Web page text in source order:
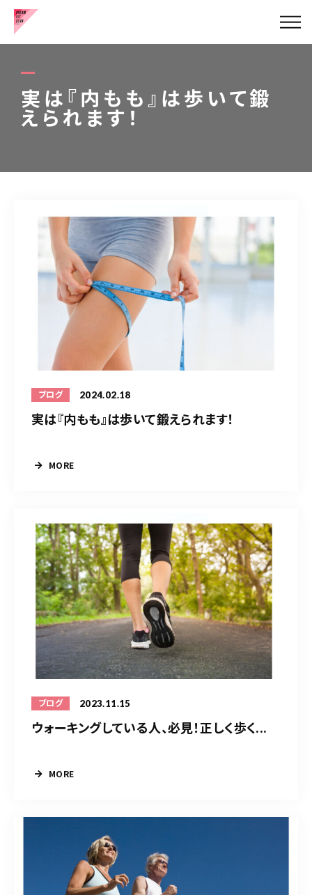
実は『内もも』は歩いて鍛
えられます！
ブログ 2024.02.18
実は『内もも』は歩いて鍛えられます！
MORE
ブログ 2023.11.15
ウォーキングしている人、必見！正しく歩く...
MORE
健康的な美脚の作り方
お客様の声
代表挨拶
アクセス
お問い合わせはこちら